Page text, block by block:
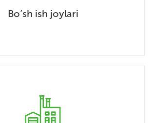
Bo’sh ish joylari